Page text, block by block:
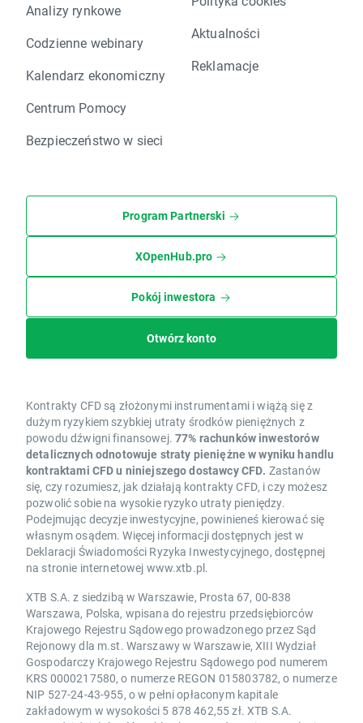
Analizy rynkowe
Codzienne webinary
Kalendarz ekonomiczny
Centrum Pomocy
Bezpieczeństwo w sieci
Aktualności
Reklamacje
Program Partnerski
XOpenHub.pro
Pokój inwestora
Otwórz konto
Kontrakty CFD są złożonymi instrumentami i wiążą się z
dużym ryzykiem szybkiej utraty środków pieniężnych z
powodu dźwigni finansowej. 77% rachunków inwestorów
detalicznych odnotowuje straty pieniężne w wyniku handlu
kontraktami CFD u niniejszego dostawcy CFD. Zastanów
się, czy rozumiesz, jak działają kontrakty CFD, i czy możesz
pozwolić sobie na wysokie ryzyko utraty pieniędzy.
Podejmując decyzje inwestycyjne, powinieneś kierować się
własnym osądem. Więcej informacji dostępnych jest w
Deklaracji Świadomości Ryzyka Inwestycyjnego, dostępnej
na stronie internetowej www.xtb.pl.
XTB S.A. z siedzibą w Warszawie, Prosta 67, 00-838
Warszawa, Polska, wpisana do rejestru przedsiębiorców
Krajowego Rejestru Sądowego prowadzonego przez Sąd
Rejonowy dla m.st. Warszawy w Warszawie, XIII Wydział
Gospodarczy Krajowego Rejestru Sądowego pod numerem
KRS 0000217580, o numerze REGON 015803782, o numerze
NIP 527-24-43-955, o w pełni opłaconym kapitale
zakładowym w wysokości 5 878 462,55 zł. XTB S.A.